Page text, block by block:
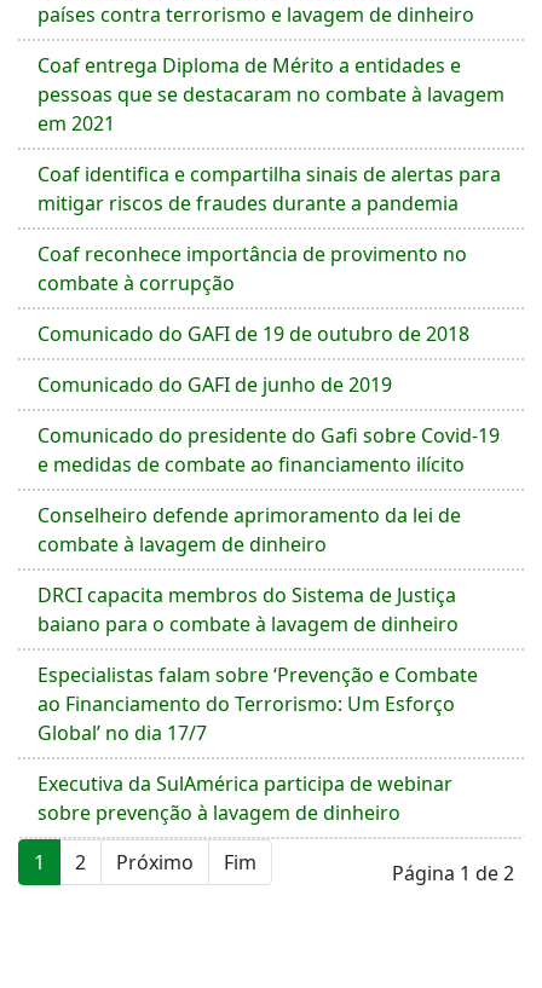
países contra terrorismo e lavagem de dinheiro
Coaf entrega Diploma de Mérito a entidades e
pessoas que se destacaram no combate à lavagem
em 2021
Coaf identifica e compartilha sinais de alertas para
mitigar riscos de fraudes durante a pandemia
Coaf reconhece importância de provimento no
combate à corrupção
Comunicado do GAFI de 19 de outubro de 2018
Comunicado do GAFI de junho de 2019
Comunicado do presidente do Gafi sobre Covid-19
e medidas de combate ao financiamento ilícito
Conselheiro defende aprimoramento da lei de
combate à lavagem de dinheiro
DRCI capacita membros do Sistema de Justiça
baiano para o combate à lavagem de dinheiro
Especialistas falam sobre ‘Prevenção e Combate
ao Financiamento do Terrorismo: Um Esforço
Global’ no dia 17/7
Executiva da SulAmérica participa de webinar
sobre prevenção à lavagem de dinheiro
Página 1 de 2
1 2 Próximo Fim